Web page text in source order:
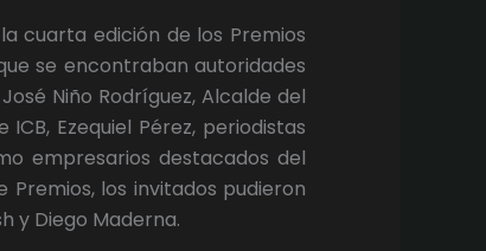
cuarta edición de los Premios
se encontraban autoridades
Niño Rodríguez, Alcalde del
Ezequiel Pérez, periodistas
empresarios destacados del
los invitados pudieron
y Diego Maderna.